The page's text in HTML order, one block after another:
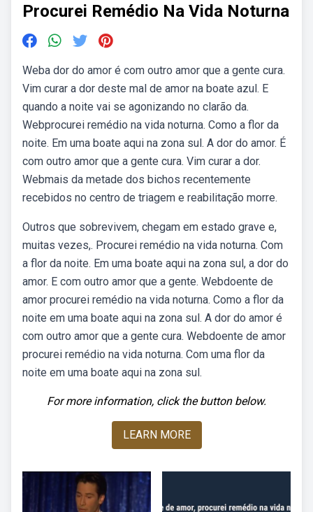
Procurei Remédio Na Vida Noturna
Weba dor do amor é com outro amor que a gente cura.
Vim curar a dor deste mal de amor na boate azul. E
quando a noite vai se agonizando no clarão da.
Webprocurei remédio na vida noturna. Como a flor da
noite. Em uma boate aqui na zona sul. A dor do amor. É
com outro amor que a gente cura. Vim curar a dor.
Webmais da metade dos bichos recentemente
recebidos no centro de triagem e reabilitação morre.
Outros que sobrevivem, chegam em estado grave e,
muitas vezes,. Procurei remédio na vida noturna. Com
a flor da noite. Em uma boate aqui na zona sul, a dor do
amor. E com outro amor que a gente. Webdoente de
amor procurei remédio na vida noturna. Como a flor da
noite em uma boate aqui na zona sul. A dor do amor é
com outro amor que a gente cura. Webdoente de amor
procurei remédio na vida noturna. Com uma flor da
noite em uma boate aqui na zona sul.
For more information, click the button below.
LEARN MORE